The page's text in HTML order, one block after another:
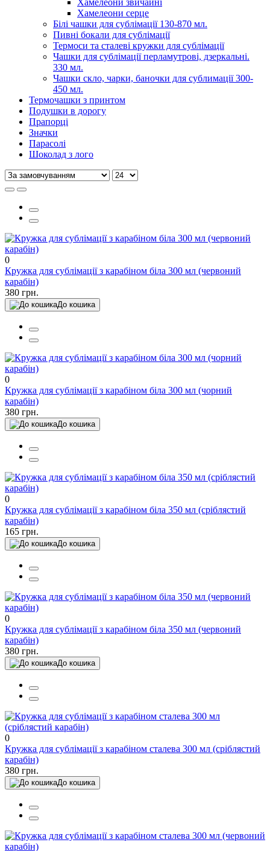
Хамелеони серце
Білі чашки для сублімації 130-870 мл.
Пивні бокали для сублімації
Термоси та сталеві кружки для сублімації
Чашки для сублімації перламутрові, дзеркальні.
330 мл.
Чашки скло, чарки, баночки для сублимації 300-
450 мл.
Термочашки з принтом
Подушки в дорогу
Прапорці
Значки
Парасолі
Шоколад з лого
0
Кружка для сублімації з карабіном біла 300 мл (червоний
карабін)
380 грн.
До кошика
0
Кружка для сублімації з карабіном біла 300 мл (чорний
карабін)
380 грн.
До кошика
0
Кружка для сублімації з карабіном біла 350 мл (сріблястий
карабін)
165 грн.
До кошика
0
Кружка для сублімації з карабіном біла 350 мл (червоний
карабін)
380 грн.
До кошика
0
Кружка для сублімації з карабіном сталева 300 мл (сріблястий
карабін)
380 грн.
До кошика